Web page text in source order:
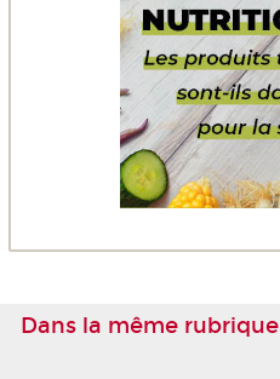
Dans la même rubrique